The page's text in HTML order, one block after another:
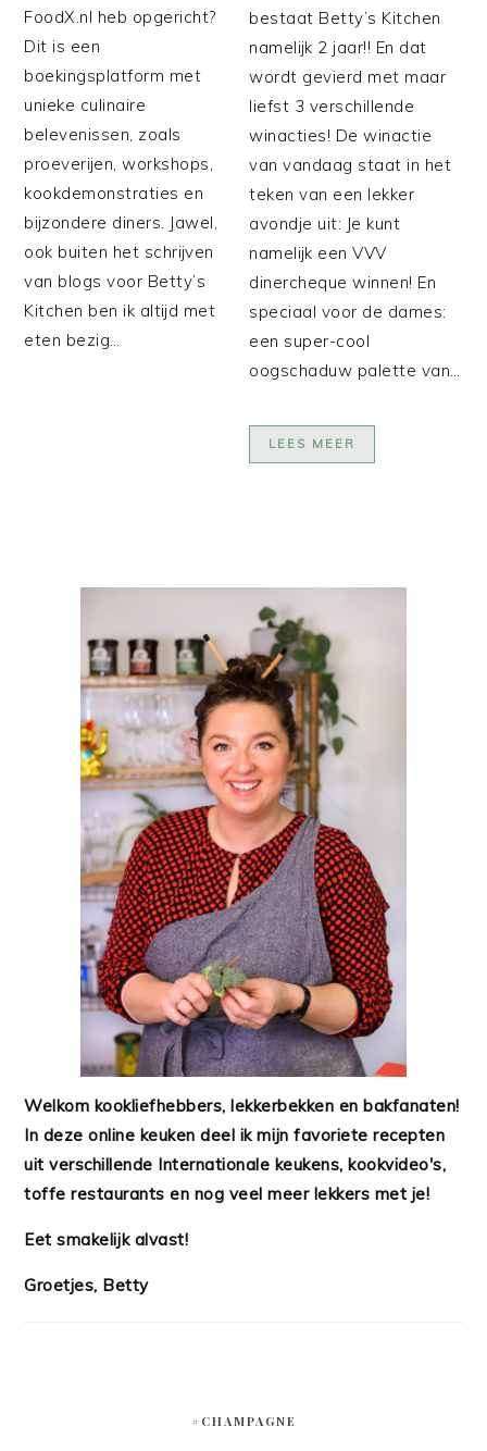
FoodX.nl heb opgericht?
Dit is een
boekingsplatform met
unieke culinaire
belevenissen, zoals
proeverijen, workshops,
kookdemonstraties en
bijzondere diners. Jawel,
ook buiten het schrijven
van blogs voor Betty’s
Kitchen ben ik altijd met
eten bezig…
bestaat Betty’s Kitchen
namelijk 2 jaar!! En dat
wordt gevierd met maar
liefst 3 verschillende
winacties! De winactie
van vandaag staat in het
teken van een lekker
avondje uit: Je kunt
namelijk een VVV
dinercheque winnen! En
speciaal voor de dames:
een super-cool
oogschaduw palette van…
LEES MEER
Welkom kookliefhebbers, lekkerbekken en bakfanaten!
In deze online keuken deel ik mijn favoriete recepten
uit verschillende Internationale keukens, kookvideo's,
toffe restaurants en nog veel meer lekkers met je!
Eet smakelijk alvast!
Groetjes, Betty
#CHAMPAGNE